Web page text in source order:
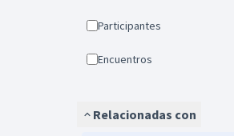
Participantes
Encuentros
Relacionadas con